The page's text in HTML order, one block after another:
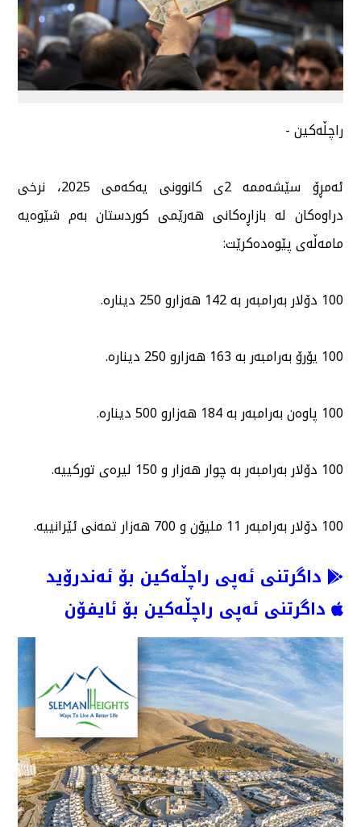
راچڵەكین -
ئەمڕۆ سێشەممە 2ی كانوونی یەكەمی 2025، نرخی
دراوەكان لە بازاڕەكانی هەرێمی كوردستان بەم شێوەیە
مامەڵەی پێوەدەكرێت:
100 دۆلار بەرامبەر بە 142 هەزارو 250 دینارە.
100 یۆرۆ بەرامبەر بە 163 هەزارو 250 دینارە.
100 پاوەن بەرامبەر بە 184 هەزارو 500 دینارە.
100 دۆلار بەرامبەر بە چوار هەزار و 150 لیرەی توركییە.
100 دۆلار بەرامبەر 11 ملیۆن و 700 هەزار تمەنی ئێرانییە.
داگرتنی ئەپی راچڵەکین بۆ ئەندرۆید
داگرتنی ئەپی راچڵەکین بۆ ئایفۆن